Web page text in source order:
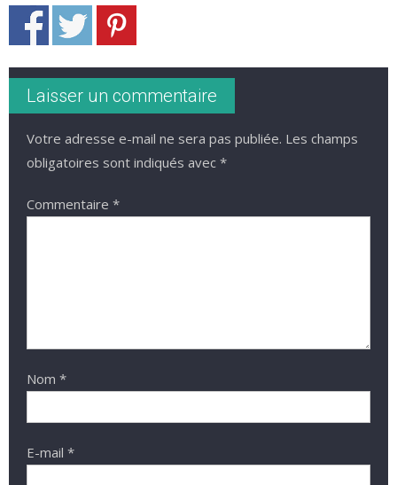
Laisser un commentaire
Votre adresse e-mail ne sera pas publiée. Les champs
obligatoires sont indiqués avec *
Commentaire *
Nom *
E-mail *